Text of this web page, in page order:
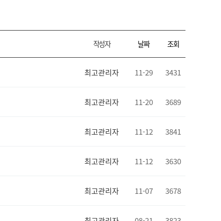
작성자 날짜 조회
최고관리자 11-29 3431
최고관리자 11-20 3689
최고관리자 11-12 3841
최고관리자 11-12 3630
최고관리자 11-07 3678